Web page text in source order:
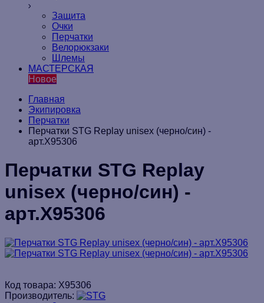
Защита
Очки
Перчатки
Велорюкзаки
Шлемы
МАСТЕРСКАЯ
Новое
Главная
Экипировка
Перчатки
Перчатки STG Replay unisex (черно/син) -
арт.Х95306
Перчатки STG Replay
unisex (черно/син) -
арт.Х95306
Код товара: Х95306
Производитель: